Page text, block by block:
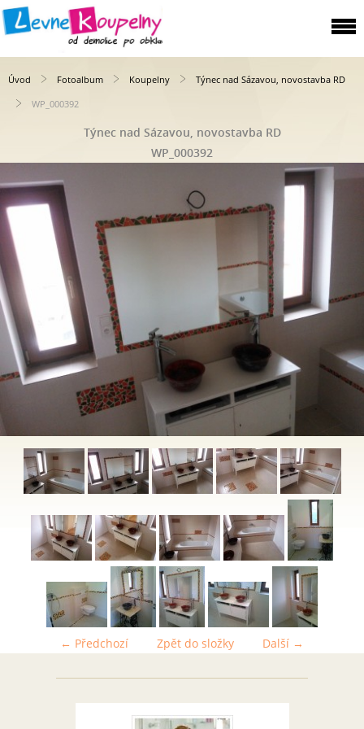
Úvod Fotoalbum Koupelny
Týnec nad Sázavou, novostavba RD
WP_000392
Týnec nad Sázavou, novostavba RD
WP_000392
← Předchozí Další →
Zpět do složky